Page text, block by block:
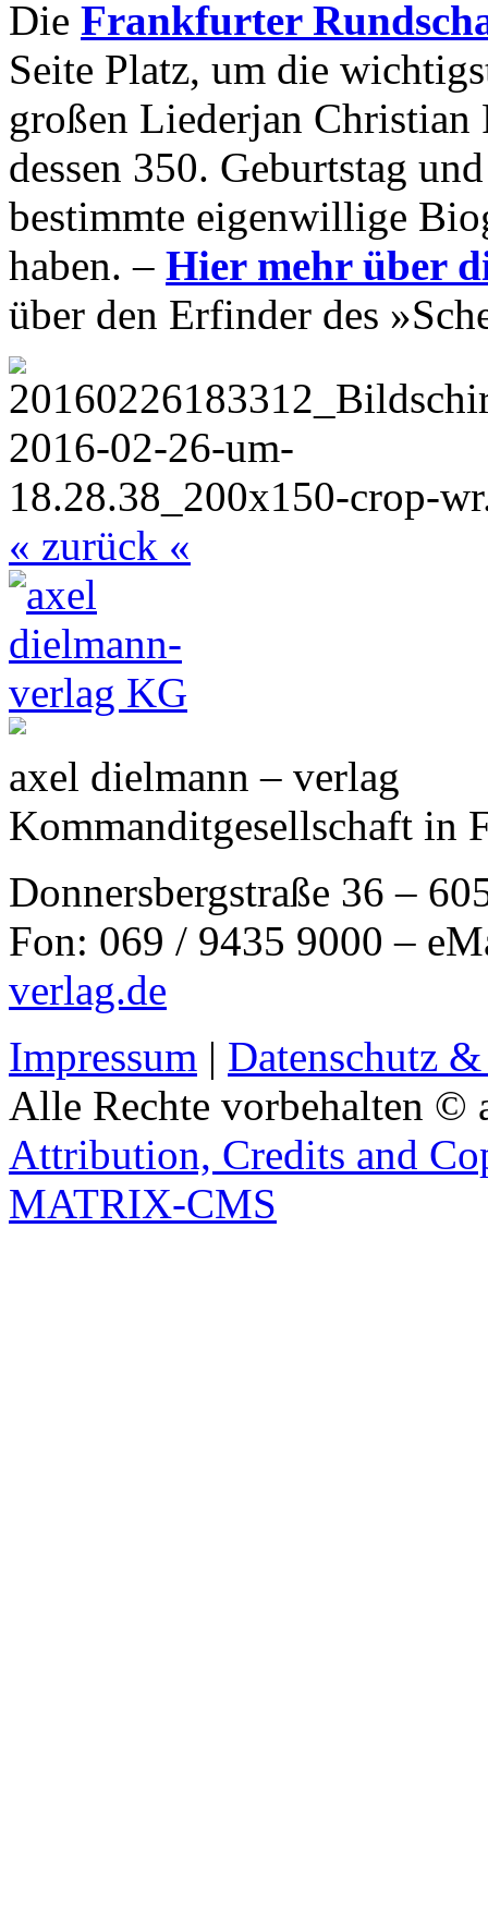
Die Frankfurter
Seite Platz, um die
großen Liederjan Christian
dessen 350. Geburtstag
bestimmte eigenwillige
haben. – Hier mehr über
über den Erfinder des
« zurück «
axel dielmann – verlag
Kommanditgesellschaft in
Donnersbergstraße 36 –
Fon: 069 / 9435 9000 –
verlag.de
Impressum | Datenschutz
Alle Rechte vorbehalten ©
Attribution, Credits and
MATRIX-CMS